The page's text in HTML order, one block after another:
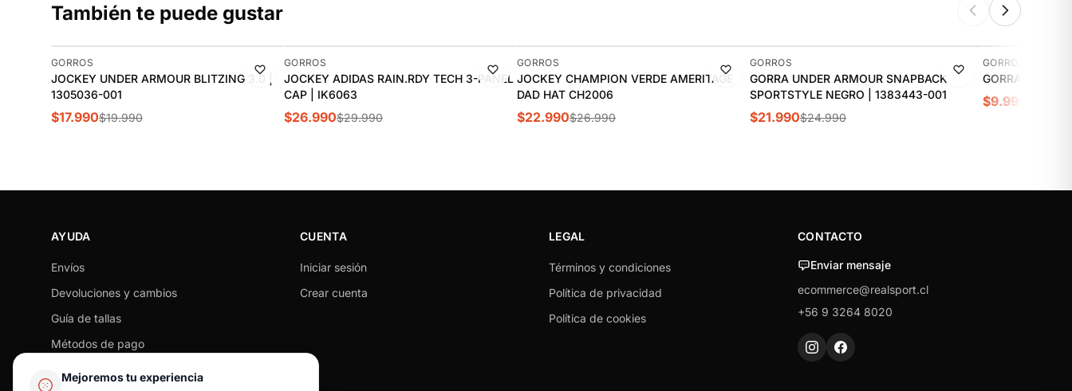
Mejoremos tu experiencia
También te puede gustar
-10%
GORROS
JOCKEY UNDER ARMOUR BLITZING 3.0 |
1305036-001
$17.990$19.990
-10%
GORROS
JOCKEY ADIDAS RAIN.RDY TECH 3-PANEL
CAP | IK6063
$26.990$29.990
-15%
GORROS
JOCKEY CHAMPION VERDE AMERITAGE
DAD HAT CH2006
$22.990$26.990
-12%
GORROS
GORRA UNDER ARMOUR SNAPBACK
SPORTSTYLE NEGRO | 1383443-001
$21.990$24.990
-23%
GORROS
GORRA
$9.990
AYUDA
Envíos
Devoluciones y cambios
Guía de tallas
Métodos de pago
CUENTA
Iniciar sesión
Crear cuenta
LEGAL
Términos y condiciones
Política de privacidad
Política de cookies
CONTACTO
Enviar mensaje
ecommerce@realsport.cl
+56 9 3264 8020